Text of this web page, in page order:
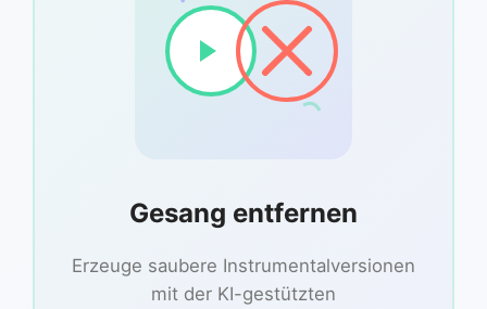
Gesang entfernen
Erzeuge saubere Instrumentalversionen
mit der KI-gestützten